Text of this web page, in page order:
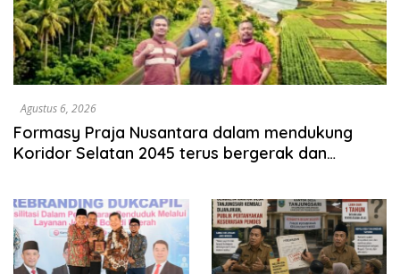
Agustus 6, 2026
Formasy Praja Nusantara dalam mendukung
Koridor Selatan 2045 terus bergerak dan
SPEKTANI